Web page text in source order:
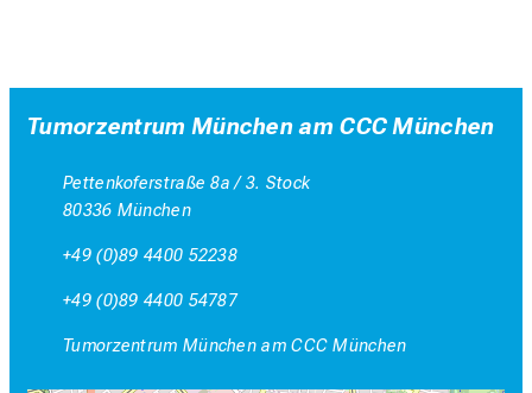
Tumorzentrum München am CCC München
Pettenkoferstraße 8a / 3. Stock
80336 München
+49 (0)89 4400 52238
+49 (0)89 4400 54787
Tumorzentrum München am CCC München